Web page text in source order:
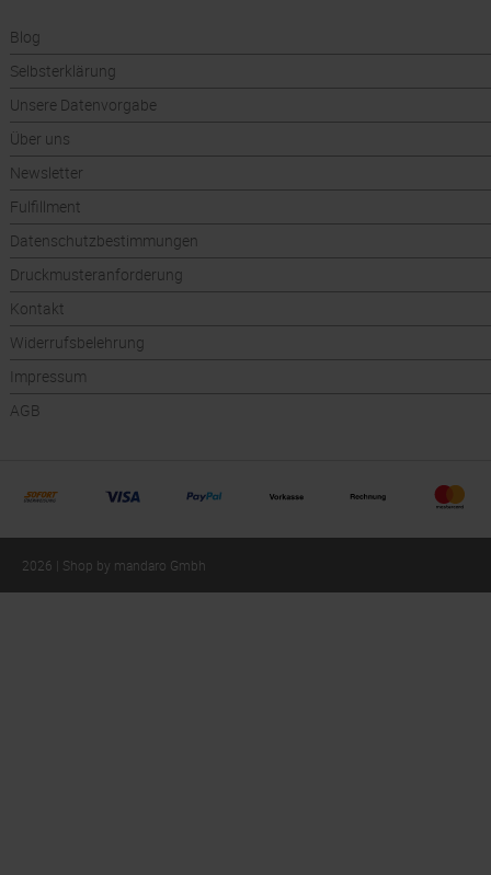
Blog
Selbsterklärung
Unsere Datenvorgabe
Über uns
Newsletter
Fulfillment
Datenschutzbestimmungen
Druckmusteranforderung
Kontakt
Widerrufsbelehrung
Impressum
AGB
2026 | Shop by mandaro Gmbh